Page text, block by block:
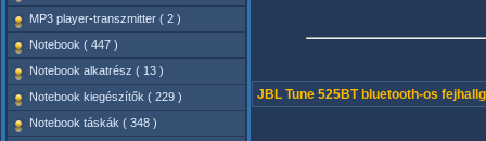
MP3 player-transzmitter ( 2 )
Notebook ( 447 )
Notebook alkatrész ( 13 )
Notebook kiegészítők ( 229 )
Notebook táskák ( 348 )
JBL Tune 525BT bluetooth-os